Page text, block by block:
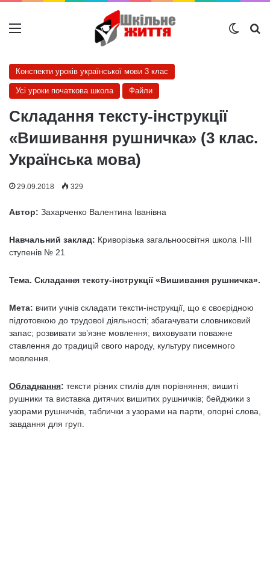
Меню
Конспекти уроків української мови 3 клас
Усі уроки початкова школа Файли
Складання тексту-інструкції
«Вишивання рушничка» (3 клас.
Українська мова)
29.09.2018 329
Автор: Захарченко Валентина Іванівна
Навчальний заклад: Криворізька загальноосвітня школа І-ІІІ
ступенів № 21
Тема. Складання тексту-інструкції «Вишивання рушничка».
Мета: вчити учнів складати тексти-інструкції, що є своєрідною
підготовкою до трудової діяльності; збагачувати словниковий
запас; розвивати зв’язне мовлення; виховувати поважне
ставлення до традицій свого народу, культуру писемного
мовлення.
Обладнання: тексти різних стилів для порівняння; вишиті
рушники та виставка дитячих вишитих рушничків; бейджики з
узорами рушничків, таблички з узорами на парти, опорні слова,
завдання для груп.